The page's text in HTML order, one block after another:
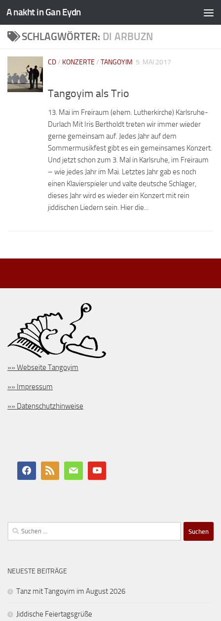
A nakht in Gan Eydn
SCHLAGWÖRTER: DI ARBUZN
CD/ KONZERTE / TANGOYIM 5. MAI 2017
Tangoyim als Trio
13. Mai im Freiraum (ehem. Lutherkirche) Karlsruhe-
Durlach Mit Iris Bertholdt treten wir immer wieder
gerne gemeinsam auf. Jedes Jahr auf dem
Sommermusikfest gibt es ein gemeinsames Konzert.
Und jetzt schon zum 3. Mal in Karlsruhe, im Freiraum
– wie jedes Jahr im Mai. Letztes Jahr gab es noch
einen Klavierspieler und valte deutsche Schlager,
dieses Jahr wird es wieder ein Konzert mit rein
jiddischen Liedern sein. Hier die...
»» Webseite Tangoyim
»» Impressum
»» Datenschutzhinweise
Suchen
nach:
NEUESTE BEITRÄGE
Tanz mit Tangoyim im August 2026
Jiddische Feiertagsgrüße